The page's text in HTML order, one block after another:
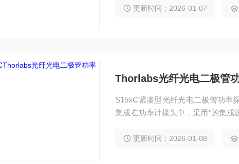
更新时间：2026-01-07
Thorlabs光纤光电二极管
S15xC紧凑型光纤光电二极管功率
集成在功率计接头中，采用*的集成
更新时间：2026-01-08